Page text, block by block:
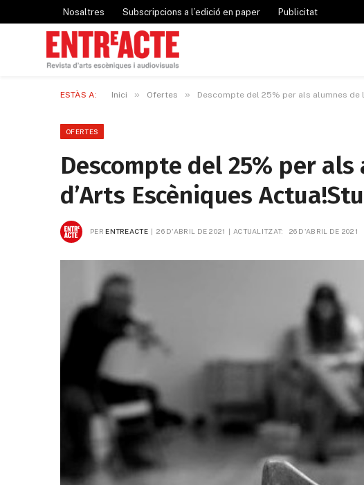
Nosaltres Subscripcions a l’edició en paper Publicitat
ESTÀS A: Inici » Ofertes » Descompte del 25% per als alumnes de
OFERTES
Descompte del 25% per als
d’Arts Escèniques
PER ENTREACTE 26 D'ABRIL DE 2021 ACTUALITZAT: 26 D'ABRIL DE 2021